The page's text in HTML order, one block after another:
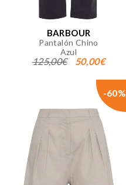
BARBOUR
Pantalón Chino
Azul
125,00€ 50,00€
-60%